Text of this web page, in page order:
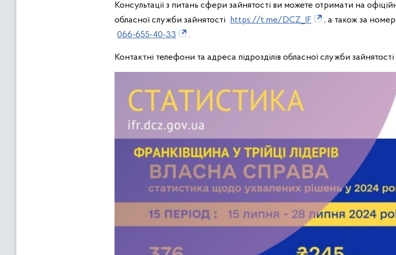
Консультації з питань сфери зайнятості ви можете отримати на
обласної служби зайнятості https://t.me/DCZ_IF
, а також за
066-655-40-33
.
Контактні телефони та адреса підрозділів обласної служби